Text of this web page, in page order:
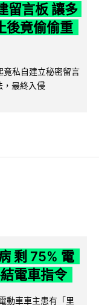
留言板 讓多
後竟偷偷重
私自建立秘密留言
，最終入侵
剩 75% 電
電車指令
動車車主患有「里